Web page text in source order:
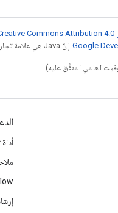
. إنّ Java هي علامة تجارية مسجَّلة لشركة Oracle و/أو شركائها التابعين.